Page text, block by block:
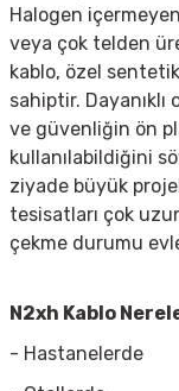
Halogen
veya çok telden
kablo, özel
sahiptir. Dayanıklı
ve güvenliğin ön
kullanılabildiğini
ziyade büyük
tesisatları çok
çekme durumu
N2xh Kablo
- Hastanelerde